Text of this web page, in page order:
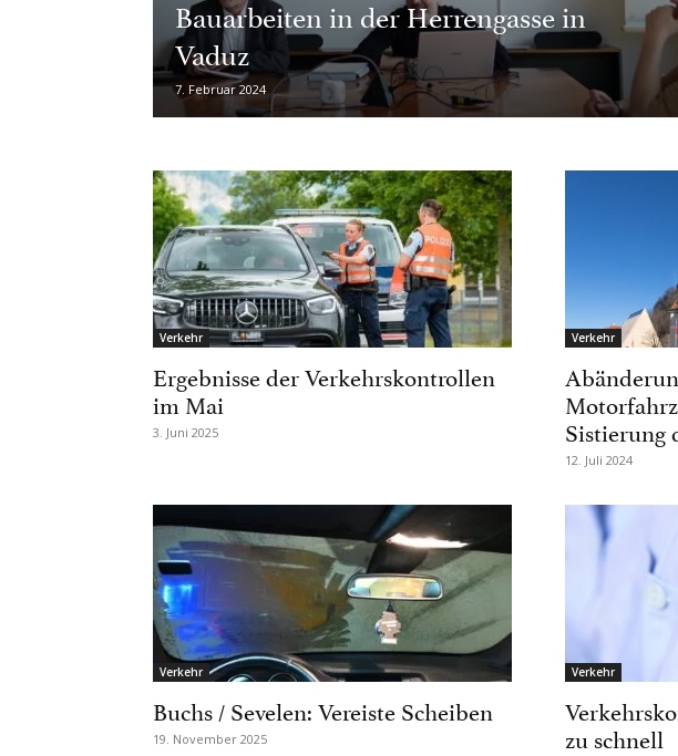
Bauarbeiten in der Herrengasse in
Vaduz
7. Februar 2024
Verkehr
Ergebnisse der Verkehrskontrollen
im Mai
3. Juni 2025
Verkehr
Sistierung
12. Juli 2024
Verkehr
Buchs / Sevelen: Vereiste Scheiben
19. November 2025
Verkehr
zu schnell